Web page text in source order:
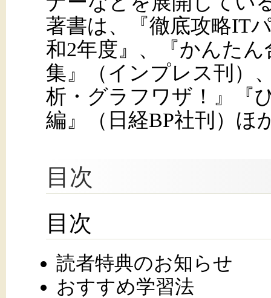
著書は、『徹底攻略IT
和2年度』、『かんた
集』（インプレス刊）
析・グラフワザ！』『
編』（日経BP社刊）ほ
目次
目次
読者特典のお知らせ
おすすめ学習法